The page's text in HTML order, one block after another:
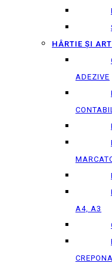
HÂRTIE ȘI
ADEZIVE
A4, A3